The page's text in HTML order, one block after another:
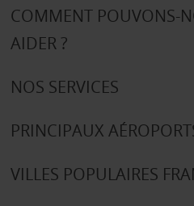
COMMENT POUVONS-
AIDER ?
NOS SERVICES
PRINCIPAUX
VILLES POPULAIRES